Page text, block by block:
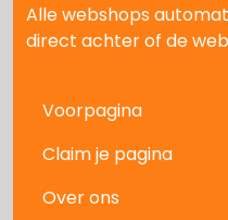
Alle webshops
direct achter of de
Voorpagina
Claim je pagina
Over ons